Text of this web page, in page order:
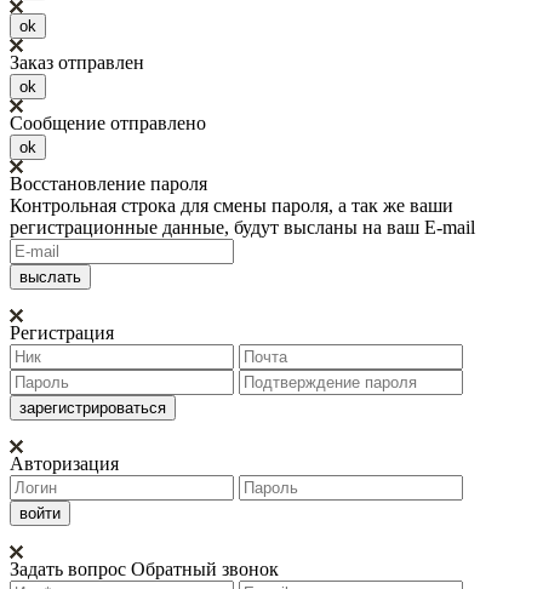
ok
Заказ отправлен
ok
Сообщение отправлено
ok
Восстановление пароля
Контрольная строка для смены пароля, а так же ваши
регистрационные данные, будут высланы на ваш E-mail
Регистрация
Авторизация
Задать вопрос Обратный звонок